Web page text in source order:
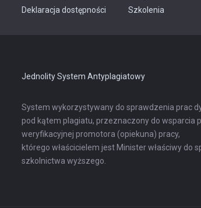
Deklaracja dostępności
Szkolenia
Jednolity System Antyplagiatowy
System wykorzystywany do sprawdzenia prac
pod kątem plagiatu, przeznaczony do wsparcia
weryfikacyjnej promotora (opiekuna) pracy,
którego właścicielem jest Minister właściwy do
szkolnictwa wyższego.